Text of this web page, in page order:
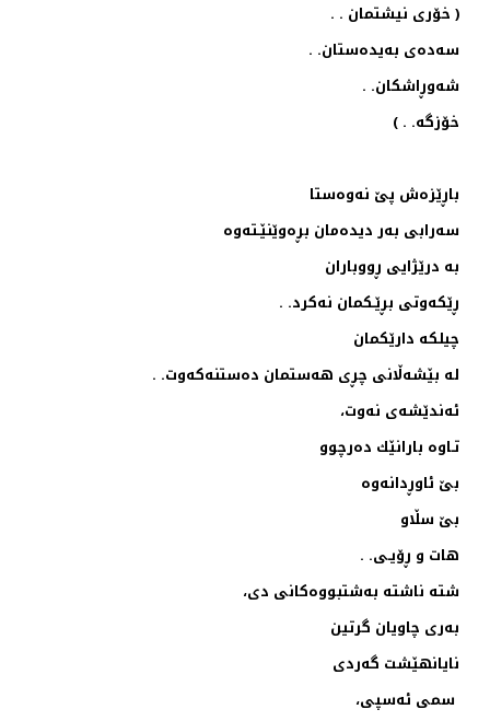
( خۆری نیشتمان . .
سه‌ده‌ی به‌یده‌ستان. .
شه‌وڕاشكان. .
خۆزگه‌. . )
باڕێزه‌ش پێ نه‌وه‌ستا
سه‌رابی به‌ر دیده‌مان بڕه‌وێنێـته‌وه‌
به‌ درێژایی ڕووباران
ڕێكه‌وتی بڕێـكمان نه‌كرد. .
چیلكه‌ دارێكمان
له بێشه‌ڵانی چڕی هه‌ستمان ده‌ستنه‌كه‌وت. .
ئه‌ندێشه‌ی نه‌وت،
تـاوه‌ بارانێك ده‌رچوو
بێ ئاوڕدانه‌وه‌
بێ سڵاو
هات و ڕۆیـی. .
شته‌ ناشته‌ به‌شتبووه‌كانی دی،
به‌ری چاویان گرتین
نایانهێشت گه‌ردی
سمی ئه‌سپی،